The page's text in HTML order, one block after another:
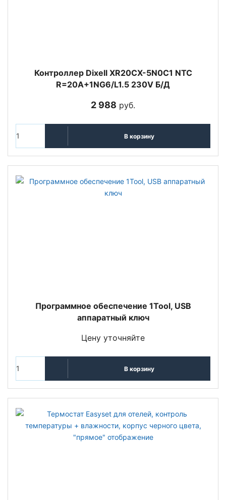
Контроллер Dixell XR20CX-5N0C1 NTC
R=20A+1NG6/L1.5 230V Б/Д
2 988 руб.
В корзину
Программное обеспечение 1Tool, USB
аппаратный ключ
Цену уточняйте
В корзину